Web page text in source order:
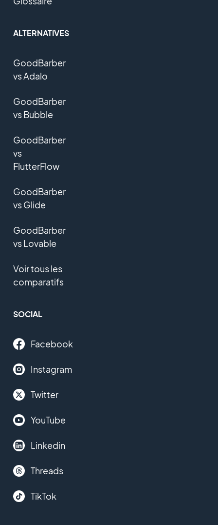
ALTERNATIVES
GoodBarber
vs Adalo
GoodBarber
vs Bubble
GoodBarber
vs
FlutterFlow
GoodBarber
vs Glide
GoodBarber
vs Lovable
Voir tous les
comparatifs
SOCIAL
Facebook
Instagram
Twitter
YouTube
Linkedin
Threads
TikTok